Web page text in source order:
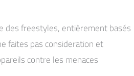
des freestyles, entièrement basés
faites pas consideration et
contre les menaces